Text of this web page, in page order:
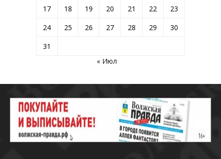
17
18 19 20 21 22
23
24
25 26 27 28 29
30
31
« Июл